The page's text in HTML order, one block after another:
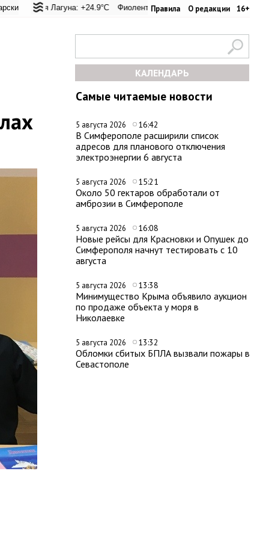
Правила О редакции 16+
Лагуна: +24.9°C Фиолент: +25.6°C Казачья бухта: +25.4°C
+22.8°C Евпатория: +22.8°C Керчь: +28°C Никитский сад:
КАЛЕНДАРЬ
Самые читаемые новости
5 августа 2026 16:42
В Симферополе расширили список
адресов для планового отключения
электроэнергии 6 августа
5 августа 2026 15:21
Около 50 гектаров обработали от
амброзии в Симферополе
5 августа 2026 16:08
Новые рейсы для Красновки и Опушек до
Симферополя начнут тестировать с 10
августа
5 августа 2026 13:38
Минимущество Крыма объявило аукцион
по продаже объекта у моря в
Николаевке
5 августа 2026 13:32
Обломки сбитых БПЛА вызвали пожары в
Севастополе